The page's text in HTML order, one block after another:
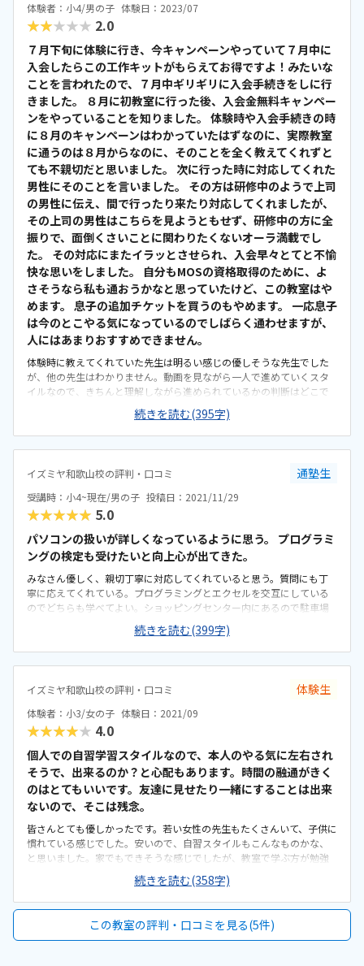
体験者：小4/男の子 体験日：2023/07
★★★★★ 2.0
７月下旬に体験に行き、今キャンペーンやっていて７月中に
入会したらこの工作キットがもらえてお得ですよ！みたいな
ことを言われたので、７月中ギリギリに入会手続きをしに行
きました。 ８月に初教室に行った後、入会金無料キャンペー
ンをやっていることを知りました。 体験時や入会手続きの時
に８月のキャンペーンはわかっていたはずなのに、実際教室
に通うのは８月からなのに、そのことを全く教えてくれずと
ても不親切だと思いました。 次に行った時に対応してくれた
男性にそのことを言いました。 その方は研修中のようで上司
の男性に伝え、間で行ったり来たり対応してくれましたが、
その上司の男性はこちらを見ようともせず、研修中の方に全
振りで、面倒くさいことに関わりたくないオーラ満載でし
た。 その対応にまたイラッとさせられ、入会早々とてと不愉
快な思いをしました。 自分もMOSの資格取得のために、よ
さそうなら私も通おうかなと思っていたけど、この教室はや
めます。 息子の追加チケットを買うのもやめます。 一応息子
は今のとこやる気になっているのでしばらく通わせますが、
人にはあまりおすすめできません。
体験時に教えてくれていた先生は明るい感じの優しそうな先生でした
が、他の先生はわかりません。動画を見ながら一人で進めていくスタ
イルなので、きちんと理解しながら進められているかの判断はどこで
できるのか？と不安に思う部分もありますが、子供は触りながら感覚
でできるみたいなので簡単操作のうちは大丈夫かなという印象です。
うちから近くないので毎回送迎しないといけないのはネックですか、
イズミヤの中にあるので駐車場もあるし、待っている間買い物をして
っているので集中できていいかなと思います。学校で貸し出されてい
るタブレットPCに慣れているから、教室のデスクトップPCのキーボー
ドは大きくてタイピング打ちにくいそうです。プログラミング教室と
してはリーズナブルなほうだと思います。入会金や年会費や教材費や
追加チケットなど別で色々かかってきますが…
続きを読む(395字)
イズミヤ和歌山校の評判・口コミ 通塾生
受講時：小4~現在/男の子 投稿日：2021/11/29
★★★★★ 5.0
パソコンの扱いが詳しくなっているように思う。 プログラミ
ングの検定も受けたいと向上心が出てきた。
みなさん優しく、親切丁寧に対応してくれていると思う。質問にも丁
寧に応えてくれている。プログラミングとエクセルを交互にしている
のでどちらも学べてよい。ショッピングセンター内にあるので駐車場
は充実している。子どもがレッスンしている間は買い物ができるので
便利。席の間隔は狭いが、隣が気にならないように工夫されている。
静かな雰囲気で過ごしやすそう。1ヶ月5500円で3回なので、回数チケ
ットを購入し、毎週1回は通っている。プログラミング、タイピングの
いては特にありません。人気のショッピングセンターなので曜日や時
間帯によっては駐車場が停めるのに時間がかかったことがある。子ど
もが楽しく通えているので大変満足しています。学校でもパソコン(ク
ロームブック)を使って授業をしているようなので操作については余裕
でできているようなので安心している。
続きを読む(399字)
イズミヤ和歌山校の評判・口コミ 体験生
体験者：小3/女の子 体験日：2021/09
★★★★★ 4.0
個人での自習学習スタイルなので、本人のやる気に左右され
そうで、出来るのか？と心配もあります。時間の融通がきく
のはとてもいいです。友達に見せたり一緒にすることは出来
ないので、そこは残念。
皆さんとても優しかったです。若い女性の先生もたくさんいて、子供に
慣れている感じでした。安いので、自習スタイルもこんなものかな、
と思いました。家でもできそうな感じでしたが、教室で学ぶ方が勉強
してる感があって良いかなと思いました。駐車場にも困らず、ついで
に買い物をできるので、便利です。ですが、目の前がゲームセンター
のため、帰りはなかなか帰れません。狭くて密な感じ、前がゲームセ
になります。料金は他のプログラミング教室に比べて安いです。3回と
いうのが中途半端ですが、追加でチケット購入も出来るので、アレン
続きを読む(358字)
この教室の評判・口コミを見る(5件)